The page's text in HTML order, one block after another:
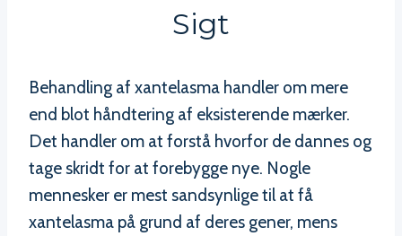
Sigt
Behandling af xantelasma handler om mere
end blot håndtering af eksisterende mærker.
Det handler om at forstå hvorfor de dannes og
tage skridt for at forebygge nye. Nogle
mennesker er mest sandsynlige til at få
xantelasma på grund af deres gener, mens